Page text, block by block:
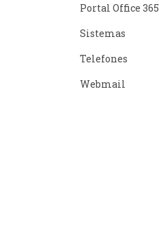
Portal Office 365
Sistemas
Telefones
Webmail